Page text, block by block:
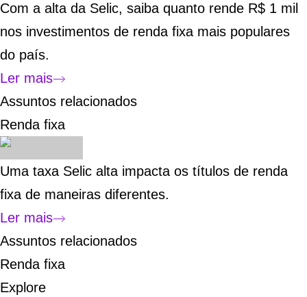
Com a alta da Selic, saiba quanto rende R$ 1 mil
nos investimentos de renda fixa mais populares
do país.
Ler mais
Assuntos relacionados
Renda fixa
Uma taxa Selic alta impacta os títulos de renda
fixa de maneiras diferentes.
Ler mais
Assuntos relacionados
Renda fixa
Explore